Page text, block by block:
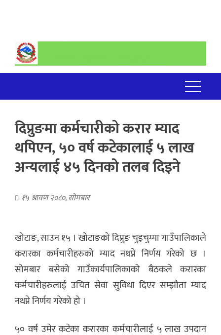
दिप्रुङमा कर्मचारीको करार म्याद
थपिएन, ५० वर्ष कटेकालाई ५ लाख
अन्यलाई ४५ दिनको तलब दिइने
१५ श्रावण २०८०, सोमबार
खोटाङ, साउन १५ । खोटाङको दिप्रुङ चुइचुम्मा गाउँपालिकाले
करारका कर्मचारीहरुको म्याद नथप्ने निर्णय गरेको छ ।
सोमबार बसेको गाउँकार्यपालिकाको बैठकले करारका
कर्मचारीहरुलाई उचित सेवा सुविधा दिएर सम्झौता म्याद
नथप्ने निर्णय गरेको हो ।
५० वर्ष उमेर कटेका करारका कर्मचारीलाई ५ लाख उपदान